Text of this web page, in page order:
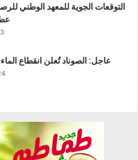
التوقعات الجوية للمعهد الوطني
عاجل: الصوناد تُعلن انقطاع